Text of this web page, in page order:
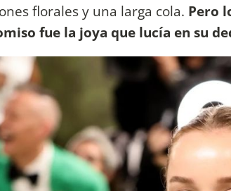
florales y una larga cola. Pero
fue la joya que lucía en su